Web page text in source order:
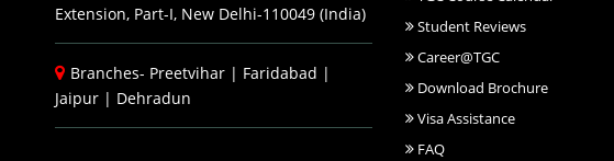
Extension, Part-I, New Delhi-110049 (India)
Branches- Preetvihar | Faridabad |
Jaipur | Dehradun
Student Reviews
Career@TGC
Download Brochure
Visa Assistance
FAQ